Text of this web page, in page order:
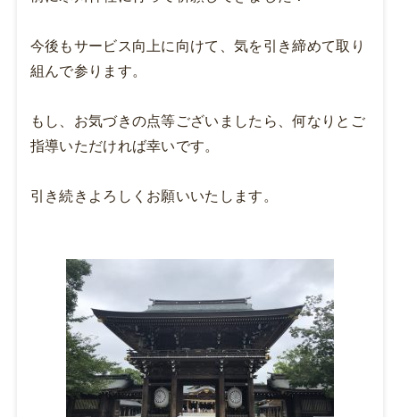
今後もサービス向上に向けて、気を引き締めて取り
組んで参ります。
もし、お気づきの点等ございましたら、何なりとご
指導いただければ幸いです。
引き続きよろしくお願いいたします。